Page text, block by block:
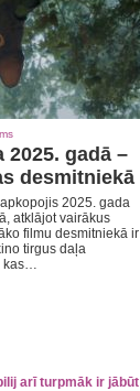
gadā –
desmitniekā
2025. gada
atklājot vairākus
filmu desmitniekā ir
tirgus daļa
kas…
arī turpmāk ir jābūt